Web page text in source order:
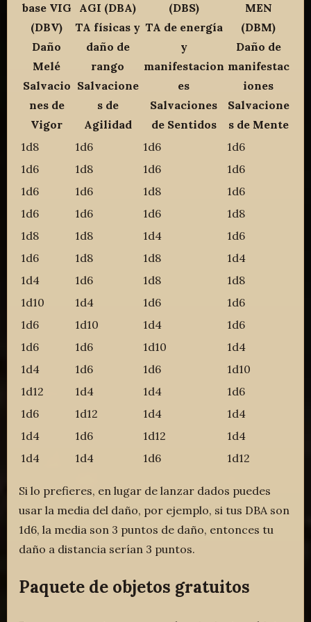
base VIG
(DBV)
Daño
Melé
Salvacio
nes de
Vigor
AGI (DBA)
TA físicas y
daño de
rango
Salvacione
s de
Agilidad
(DBS)
TA de energía
y
manifestacion
es
Salvaciones
de Sentidos
MEN
(DBM)
Daño de
manifestac
iones
Salvacione
s de Mente
1d8
1d6 1d6
1d6
1d6
1d8 1d6
1d6
1d6
1d6 1d8
1d6
1d6
1d6 1d6
1d8
1d8
1d8 1d4
1d6
1d6
1d8 1d8
1d4
1d4
1d6 1d8
1d8
1d10
1d4 1d6
1d6
1d6
1d10 1d4
1d6
1d6
1d6 1d10
1d4
1d4
1d6 1d6
1d10
1d12
1d4 1d4
1d6
1d6
1d12 1d4
1d4
1d4
1d6 1d12
1d4
1d4
1d4 1d6 1d12
Si lo prefieres, en lugar de lanzar dados puedes
usar la media del daño, por ejemplo, si tus DBA son
1d6, la media son 3 puntos de daño, entonces tu
daño a distancia serían 3 puntos.
Paquete de objetos gratuitos